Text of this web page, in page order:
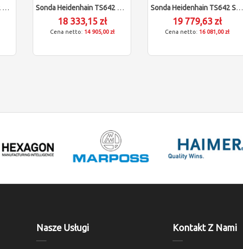
Sonda Heidenhain TS642 BT40 (dostawa 3-5 Dni) Sonda Heidenhain TS642 Bez Oprawki (dostawa 16-18 Tygodni)
18 333,15 zł
14 905,00 zł
Sonda Heidenhain TS642 SK40 (dostawa 16-18 Tygodni)
19 779,63 zł
16 081,00 zł
Nasze Usługi Kontakt Z Nami